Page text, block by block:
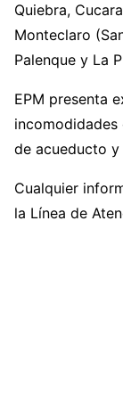
Quiebra,
Monteclaro
Palenque y La
EPM presenta
de acueducto y
Cualquier
la Línea de